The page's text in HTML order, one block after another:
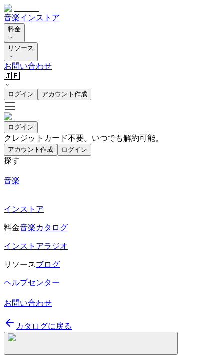
音楽インストア
料金
リソース
お問い合わせ
🇯🇵
ログイン アカウント作成
ログイン
クレジットカード不要。いつでも解約可能。
アカウント作成 ログイン
探す
音楽
インストア
料金音楽カタログ
インストアラジオ
リソースブログ
ヘルプセンター
お問い合わせ
カタログに戻る